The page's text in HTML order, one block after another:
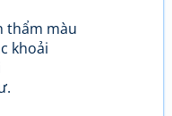
thẩm màu
khoải